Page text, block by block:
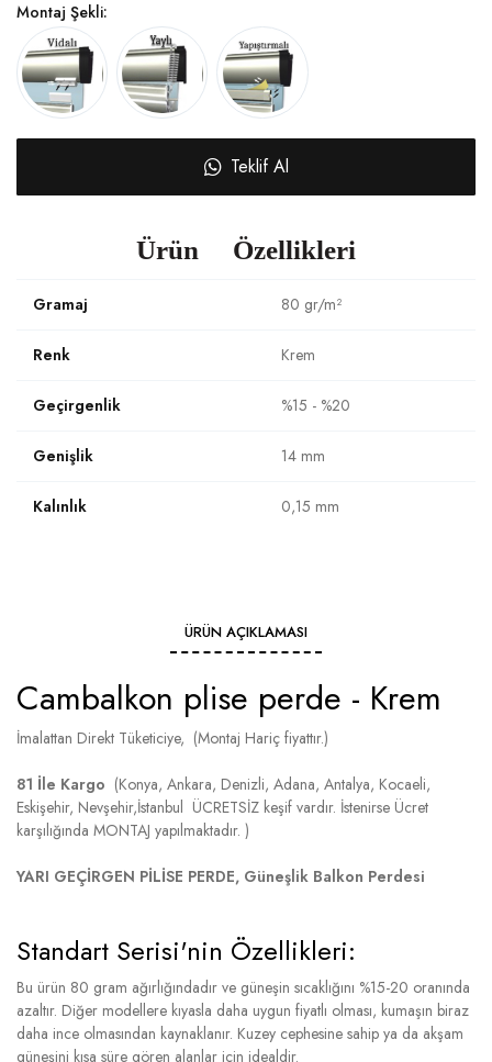
Montaj Şekli:
Teklif Al
Ürün Özellikleri
Gramaj 80 gr/m²
Renk Krem
Geçirgenlik %15 - %20
Genişlik 14 mm
Kalınlık 0,15 mm
ÜRÜN AÇIKLAMASI
Cambalkon plise perde - Krem
İmalattan Direkt Tüketiciye, (Montaj Hariç fiyattır.)
81 İle Kargo (Konya, Ankara, Denizli, Adana, Antalya, Kocaeli,
Eskişehir, Nevşehir,İstanbul ÜCRETSİZ keşif vardır. İstenirse Ücret
karşılığında MONTAJ yapılmaktadır. )
YARI GEÇİRGEN PİLİSE PERDE, Güneşlik Balkon Perdesi
Standart Serisi'nin Özellikleri:
Bu ürün 80 gram ağırlığındadır ve güneşin sıcaklığını %15-20 oranında
azaltır. Diğer modellere kıyasla daha uygun fiyatlı olması, kumaşın biraz
daha ince olmasından kaynaklanır. Kuzey cephesine sahip ya da akşam
güneşini kısa süre gören alanlar için idealdir.